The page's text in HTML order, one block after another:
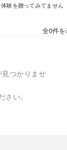
験を贈ってみてません
全0件
つかりませ
さい。